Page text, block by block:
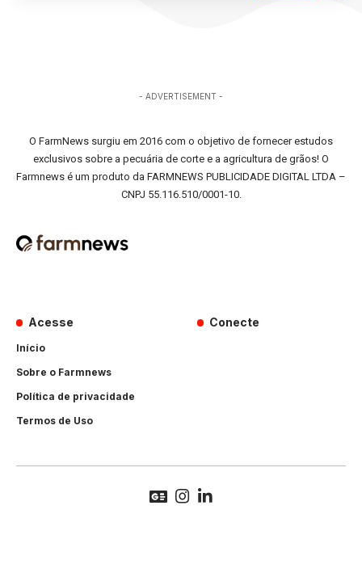
- ADVERTISEMENT -
O FarmNews surgiu em 2016 com o objetivo de fornecer estudos
exclusivos sobre a pecuária de corte e a agricultura de grãos! O
Farmnews é um produto da FARMNEWS PUBLICIDADE DIGITAL LTDA –
CNPJ 55.116.510/0001-10.
Acesse
Início
Sobre o Farmnews
Política de privacidade
Termos de Uso
Conecte